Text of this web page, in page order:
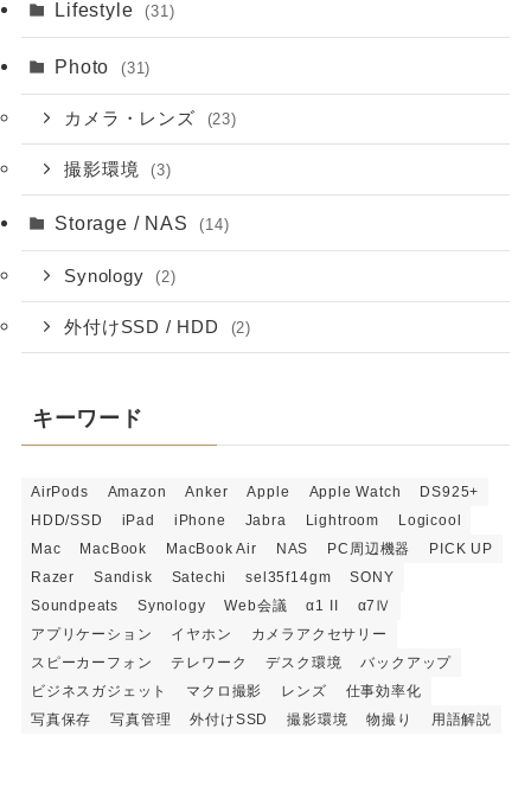
Lifestyle (31)
Photo (31)
カメラ・レンズ (23)
撮影環境 (3)
Storage / NAS (14)
Synology (2)
外付けSSD / HDD (2)
キーワード
AirPods Amazon Anker Apple Apple Watch
DS925+
HDD/SSD
iPad iPhone Jabra Lightroom
Logicool
Mac
MacBook MacBook Air NAS PC周辺機器
PICK UP
Razer
Sandisk Satechi sel35f14gm
SONY
Soundpeats
Synology Web会議 α1 II
α7Ⅳ
アプリケーション
イヤホン
カメラアクセサリー
スピーカーフォン
テレワーク デスク環境
バックアップ
ビジネスガジェット
マクロ撮影 レンズ
仕事効率化
写真保存
写真管理 外付けSSD 撮影環境 物撮り 用語解説